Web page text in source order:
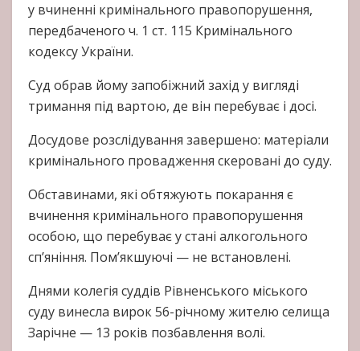
у вчиненні кримінального правопорушення,
передбаченого ч. 1 ст. 115 Кримінального
кодексу України.
Суд обрав йому запобіжний захід у вигляді
тримання під вартою, де він перебуває і досі.
Досудове розслідування завершено: матеріали
кримінального провадження скеровані до суду.
Обставинами, які обтяжують покарання є
вчинення кримінального правопорушення
особою, що перебуває у стані алкогольного
сп’яніння. Пом’якшуючі — не встановлені.
Днями колегія суддів Рівненського міського
суду винесла вирок 56-річному жителю селища
Зарічне — 13 років позбавлення волі.